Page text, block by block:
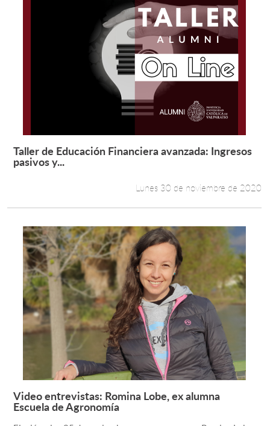
Leer más +
Taller de Educación Financiera avanzada: Ingresos
pasivos y...
Lunes 30 de noviembre de 2020
Leer más +
Video entrevistas: Romina Lobe, ex alumna
Escuela de Agronomía